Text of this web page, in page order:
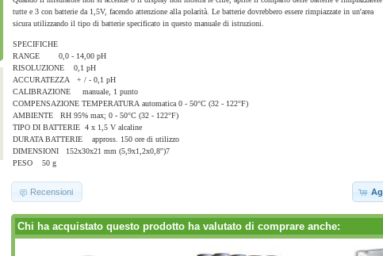
tutte e 3 con batterie da 1,5V, facendo attenzione alla polarità. Le batterie dovrebbero essere rimpiazzate in un'area
sicura utilizzando il tipo di batterie specificato in questo manuale di istruzioni.
SPECIFICHE
RANGE 0,0 - 14,00 pH
RISOLUZIONE 0,1 pH
ACCURATEZZA + / - 0,1 pH
CALIBRAZIONE manuale, 1 punto
COMPENSAZIONE TEMPERATURA automatica 0 - 50°C (32 - 122°F)
AMBIENTE RH 95% max; 0 - 50°C (32 - 122°F)
TIPO DI BATTERIE 4 x 1,5 V alcaline
DURATA BATTERIE appross. 150 ore di utilizzo
DIMENSIONI 152x30x21 mm (5,9x1,2x0,8'')7
PESO 50 g
Recensioni
Chi ha acquistato questo prodotto ha valutato di comprare anche: